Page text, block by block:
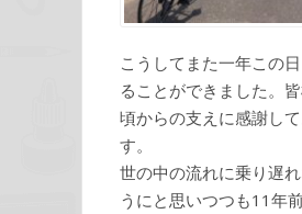
こうしてまた一年この日
ることができました。
頃からの支えに感謝し
す。
世の中の流れに乗り遅
うにと思いつつも11年